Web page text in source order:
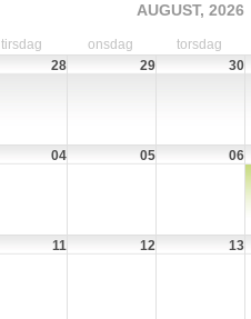
AUGUST, 2026
tirsdag onsdag torsdag
28 29 30
04 05 06
11 12 13